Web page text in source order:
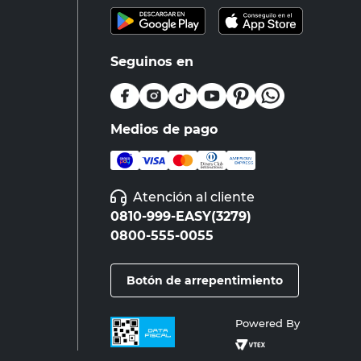
Seguinos en
Medios de pago
Atención al cliente
0810-999-EASY(3279)
0800-555-0055
Botón de arrepentimiento
Powered By